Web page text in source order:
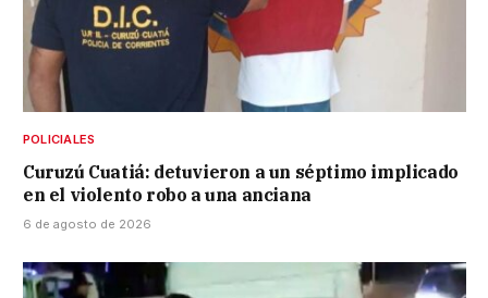
POLICIALES
Curuzú Cuatiá: detuvieron a un séptimo implicado
en el violento robo a una anciana
6 de agosto de 2026